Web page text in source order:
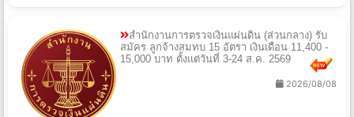
สำนักงานการตรวจเงินแผ่นดิน (ส่วนกลาง) รับ
สมัคร ลูกจ้างสมทบ 15 อัตรา เงินเดือน 11,400 -
15,000 บาท ตั้งแต่วันที่ 3-24 ส.ค. 2569
2026/08/08